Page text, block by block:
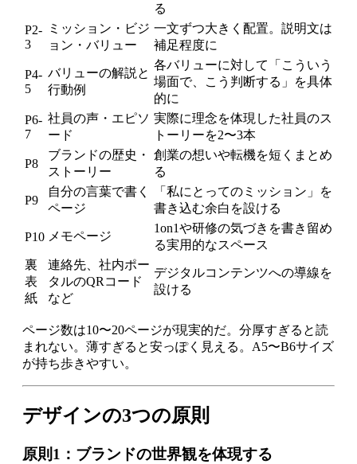
る
P2-
3
ミッション・ビジ
ョン・バリュー
一文ずつ大きく配置。説明文は
補足程度に
P4-
5
バリューの解説と
行動例
各バリューに対して「こういう
場面で、こう判断する」を具体
的に
P6-
7
社員の声・エピソ
ード
実際に理念を体現した社員のス
トーリーを2〜3本
P8
ブランドの歴史・
ストーリー
創業の想いや転機を短くまとめ
る
P9
自分の言葉で書く
ページ
「私にとってのミッション」を
書き込む余白を設ける
P10 メモページ
1on1や研修の気づきを書き留め
る実用的なスペース
裏
表
紙
連絡先、社内ポー
タルのQRコード
など
デジタルコンテンツへの導線を
設ける
ページ数は10〜20ページが現実的だ。分厚すぎると読
まれない。薄すぎると安っぽく見える。A5〜B6サイズ
が持ち歩きやすい。
デザインの3つの原則
原則1：ブランドの世界観を体現する